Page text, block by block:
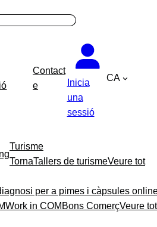
Contact
e
Inicia
una
sessió
CA
Turisme
TornaTallers de turismeVeure tot
per a pimes i càpsules
Work in COM Bons ComerçVeure tot